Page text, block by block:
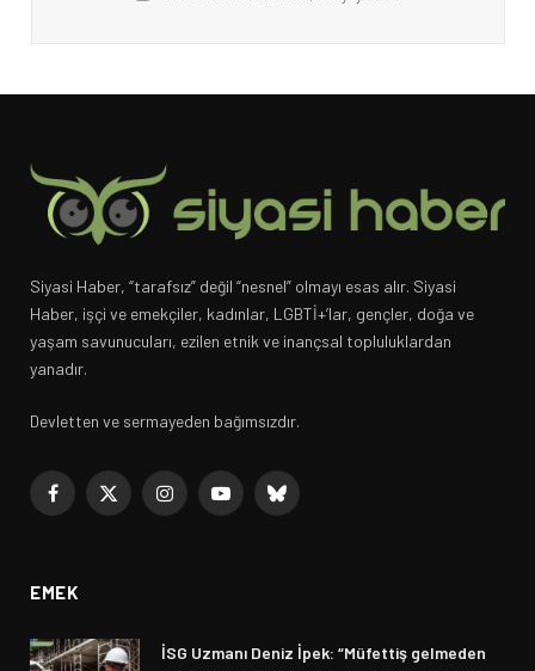
Siyasi Haber, “tarafsız” değil “nesnel” olmayı esas alır. Siyasi
Haber, işçi ve emekçiler, kadınlar, LGBTİ+’lar, gençler, doğa ve
yaşam savunucuları, ezilen etnik ve inançsal topluluklardan
yanadır.
Devletten ve sermayeden bağımsızdır.
Facebook
X
InstagramYouTubeBluesky
EMEK
İSG Uzmanı Deniz İpek: “Müfettiş gelmeden